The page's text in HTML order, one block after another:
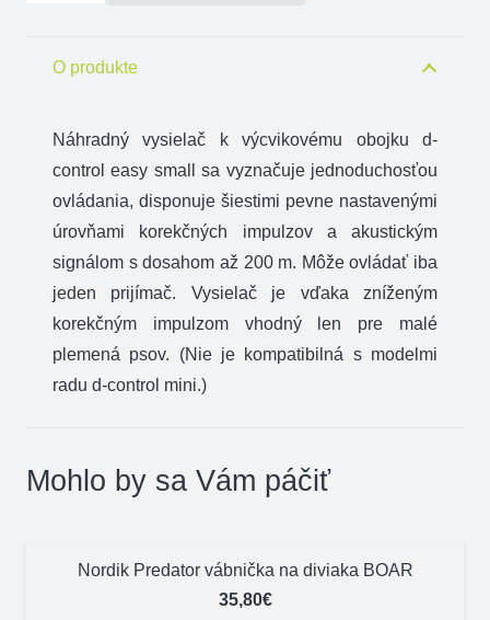
control
O produkte
Náhradný vysielač k výcvikovému obojku d-
control easy small sa vyznačuje jednoduchosťou
ovládania, disponuje šiestimi pevne nastavenými
úrovňami korekčných impulzov a akustickým
signálom s dosahom až 200 m. Môže ovládať iba
jeden prijímač. Vysielač je vďaka zníženým
korekčným impulzom vhodný len pre malé
plemená psov. (Nie je kompatibilná s modelmi
radu d-control mini.)
Mohlo by sa Vám páčiť
Nordik Predator vábnička na diviaka BOAR
35,80€